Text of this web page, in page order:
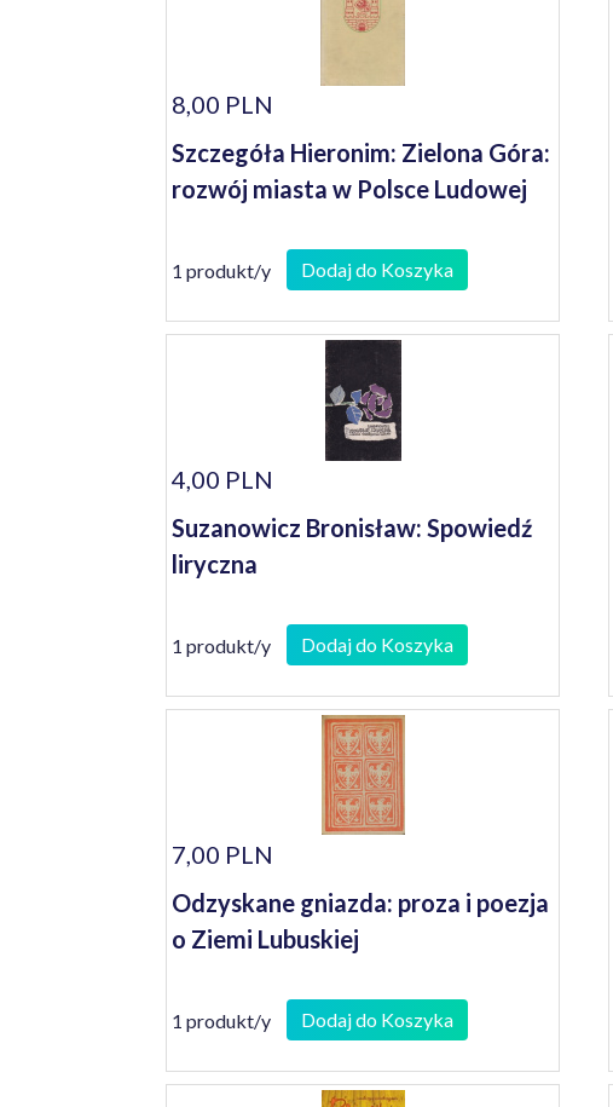
8,00 PLN
Szczegóła Hieronim: Zielona Góra:
rozwój miasta w Polsce Ludowej
1 produkt/y Dodaj do Koszyka
4,00 PLN
Suzanowicz Bronisław: Spowiedź
liryczna
1 produkt/y Dodaj do Koszyka
7,00 PLN
Odzyskane gniazda: proza i poezja
o Ziemi Lubuskiej
1 produkt/y Dodaj do Koszyka